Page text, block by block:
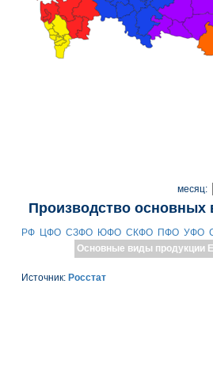
месяц:
Производство основных
РФ ЦФО СЗФО ЮФО СКФО ПФО УФО
Основные виды продукции
Источник: Росстат